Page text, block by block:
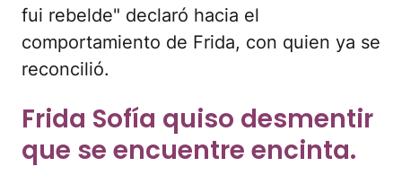
fui rebelde" declaró hacia el
comportamiento de Frida, con quien ya se
reconcilió.
Frida Sofía quiso desmentir
que se encuentre encinta.